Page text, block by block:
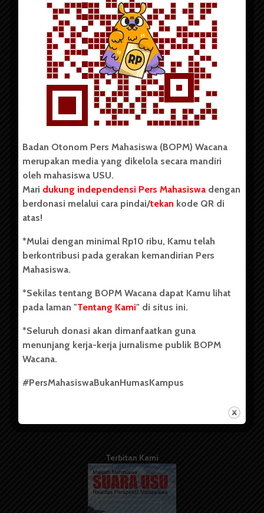
Copyright © 2023. All rights reserved BOPM WACANA.
Badan Otonom Pers Mahasiswa (BOPM) Wacana merupakan
pers mahasiswa yang berdiri di luar kampus dan dikelola
secara mandiri oleh mahasiswa Universitas Sumatera Utara
(USU). Sebelumnya BOPM Wacana merupakan salah satu
Unit Kegiatan Mahasiswa (UKM) di Universitas Sumatera
berdiri pada 1 Juli 1995.
Kontribusi
Info Iklan
Pedoman Media Siber
Kode Etik Jurnalistik
Terbitan Kami
Badan Otonom Pers Mahasiswa (BOPM) Wacana
merupakan media yang dikelola secara mandiri
oleh mahasiswa USU.
Mari dukung independensi Pers Mahasiswa dengan
berdonasi melalui cara pindai/tekan kode QR di
atas!
*Mulai dengan minimal Rp10 ribu, Kamu telah
berkontribusi pada gerakan kemandirian Pers
Mahasiswa.
*Sekilas tentang BOPM Wacana dapat Kamu lihat
pada laman "Tentang Kami" di situs ini.
*Seluruh donasi akan dimanfaatkan guna
menunjang kerja-kerja jurnalisme publik BOPM
Wacana.
#PersMahasiswaBukanHumasKampus